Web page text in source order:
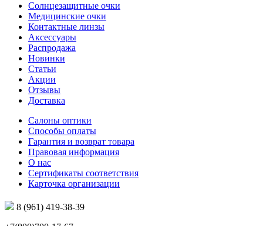
Солнцезащитные очки
Медицинские очки
Контактные линзы
Аксессуары
Распродажа
Новинки
Статьи
Акции
Отзывы
Доставка
Салоны оптики
Способы оплаты
Гарантия и возврат товара
Правовая информация
О нас
Сертификаты соответствия
Карточка организации
8 (961) 419-38-39